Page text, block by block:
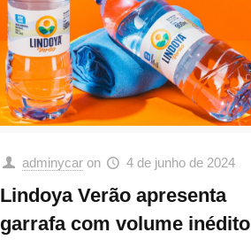
adminycar on 4 de junho de 2024
Lindoya Verão apresenta
garrafa com volume inédito